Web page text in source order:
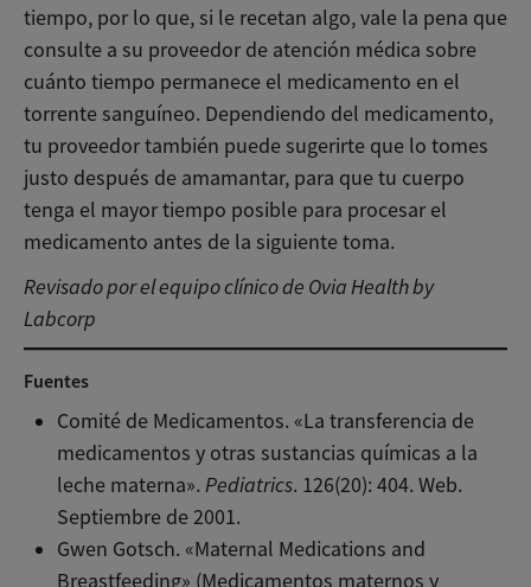
tiempo, por lo que, si le recetan algo, vale la pena que
consulte a su proveedor de atención médica sobre
cuánto tiempo permanece el medicamento en el
torrente sanguíneo. Dependiendo del medicamento,
tu proveedor también puede sugerirte que lo tomes
justo después de amamantar, para que tu cuerpo
tenga el mayor tiempo posible para procesar el
medicamento antes de la siguiente toma.
Revisado por el equipo clínico de Ovia Health by
Labcorp
Fuentes
Comité de Medicamentos. «La transferencia de
medicamentos y otras sustancias químicas a la
leche materna».Pediatrics. 126(20): 404. Web.
Septiembre de 2001.
Gwen Gotsch. «Maternal Medications and
Breastfeeding» (Medicamentos maternos y